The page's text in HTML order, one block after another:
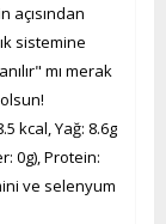
açısından
sistemine
mı merak
kcal, Yağ: 8.6g
0g), Protein:
ve selenyum